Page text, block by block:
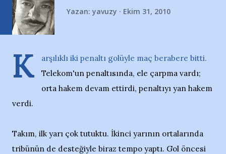
Yazan: yavuzy Ekim 31, 2010
K
arşılıklı iki penaltı golüyle maç berabere bitti.
Telekom'un penaltısında, ele çarpma vardı;
orta hakem devam ettirdi, penaltıyı yan hakem
verdi.
Takım, ilk yarı çok tutuktu. İkinci yarının ortalarında
tribünün de desteğiyle biraz tempo yaptı. Gol öncesi